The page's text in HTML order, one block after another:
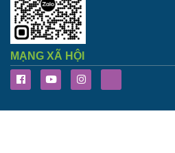
MẠNG XÃ HỘI